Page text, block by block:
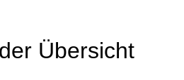
Übersicht